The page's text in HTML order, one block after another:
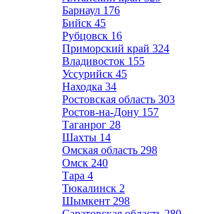
Барнаул 176
Бийск 45
Рубцовск 16
Приморский край 324
Владивосток 155
Уссурийск 45
Находка 34
Ростовская область 303
Ростов-на-Дону 157
Таганрог 28
Шахты 14
Омская область 298
Омск 240
Тара 4
Тюкалинск 2
Шымкент 298